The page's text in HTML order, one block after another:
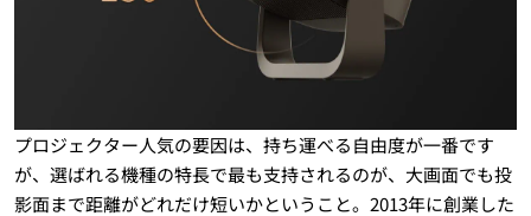
プロジェクター人気の要因は、持ち運べる自由度が一番です
が、選ばれる機種の特長で最も支持されるのが、大画面でも投
影面まで距離がどれだけ短いかということ。2013年に創業した